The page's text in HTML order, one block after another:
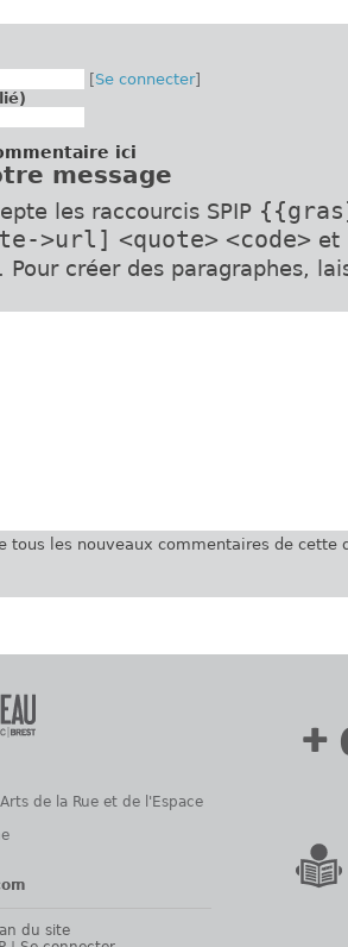
[Se connecter]
ici
message
les raccourcis SPIP
>url] <quote> <code>et
Pour créer des paragraphes,
tous les nouveaux commentaires de cette
de la Rue et de l'Espace
du site
+